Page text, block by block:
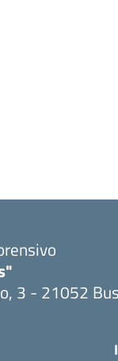
3 - 21052